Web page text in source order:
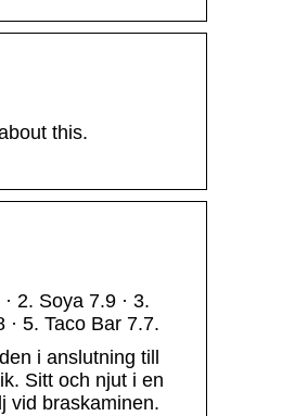
this.
2. Soya 7.9 · 3.
5. Taco Bar 7.7.
i anslutning till
Sitt och njut i en
vid braskaminen.